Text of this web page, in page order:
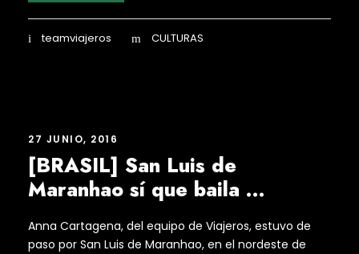
teamviajeros CULTURAS
27 JUNIO, 2016
[BRASIL] San Luis de
Maranhao sí que baila …
Anna Cartagena, del equipo de Viajeros, estuvo de
paso por San Luis de Maranhao, en el nordeste de